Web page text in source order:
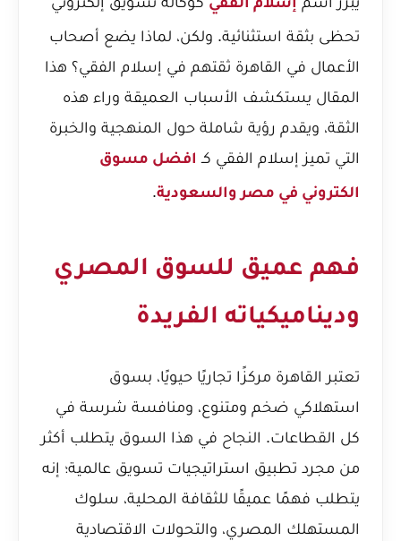
إسلام الفقي
تحظى بثقة استثنائية. ولكن، لماذا يضع أصحاب
الأعمال في القاهرة ثقتهم في إسلام الفقي؟ هذا
المقال يستكشف الأسباب العميقة وراء هذه
الثقة، ويقدم رؤية شاملة حول المنهجية والخبرة
التي تميز إسلام الفقي كـ افضل مسوق
الكتروني في مصر والسعودية.
فهم عميق للسوق المصري
وديناميكياته الفريدة
تعتبر القاهرة مركزًا تجاريًا حيويًا، بسوق
استهلاكي ضخم ومتنوع، ومنافسة شرسة في
كل القطاعات. النجاح في هذا السوق يتطلب أكثر
من مجرد تطبيق استراتيجيات تسويق عالمية؛ إنه
يتطلب فهمًا عميقًا للثقافة المحلية، سلوك
المستهلك المصري، والتحولات الاقتصادية